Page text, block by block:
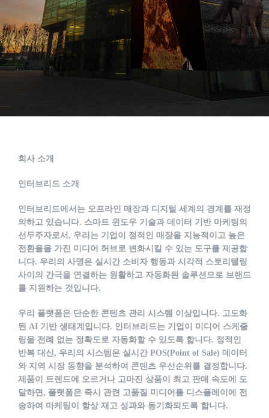
회사 소개
인터브리드 소개
인터브리드에서는 오프라인 매장과 디지털 세계의 경계를 재정
의하고 있습니다. 스마트 윈도우 기술과 데이터 기반 마케팅의
선두주자로서, 우리는 기업이 정적인 매장을 지능적이고 높은
전환율을 가진 미디어 허브로 변화시킬 수 있는 도구를 제공합
니다. 우리의 사명은 실시간 소비자 행동과 시각적 스토리텔링
사이의 간극을 연결하는 원활하고 자동화된 솔루션으로 브랜드
를 지원하는 것입니다.
우리 플랫폼은 단순한 콘텐츠 관리 시스템 이상입니다. 고도화
된 AI 기반 생태계입니다. 인터브리드는 기업이 미디어 스케줄
링을 전례 없는 정확도로 자동화할 수 있도록 합니다. 정적인
반복 대신, 우리의 시스템은 실시간 POS(Point of Sale) 데이터
와 지역 시장 동향을 분석하여 콘텐츠 우선순위를 결정합니다.
제품이 트렌드에 오르거나 고마진 상품이 최고 판매 속도에 도
달하면, 플랫폼은 즉시 관련 고품질 미디어를 디스플레이에 전
송하여 마케팅이 항상 재고 성과와 동기화되도록 합니다.